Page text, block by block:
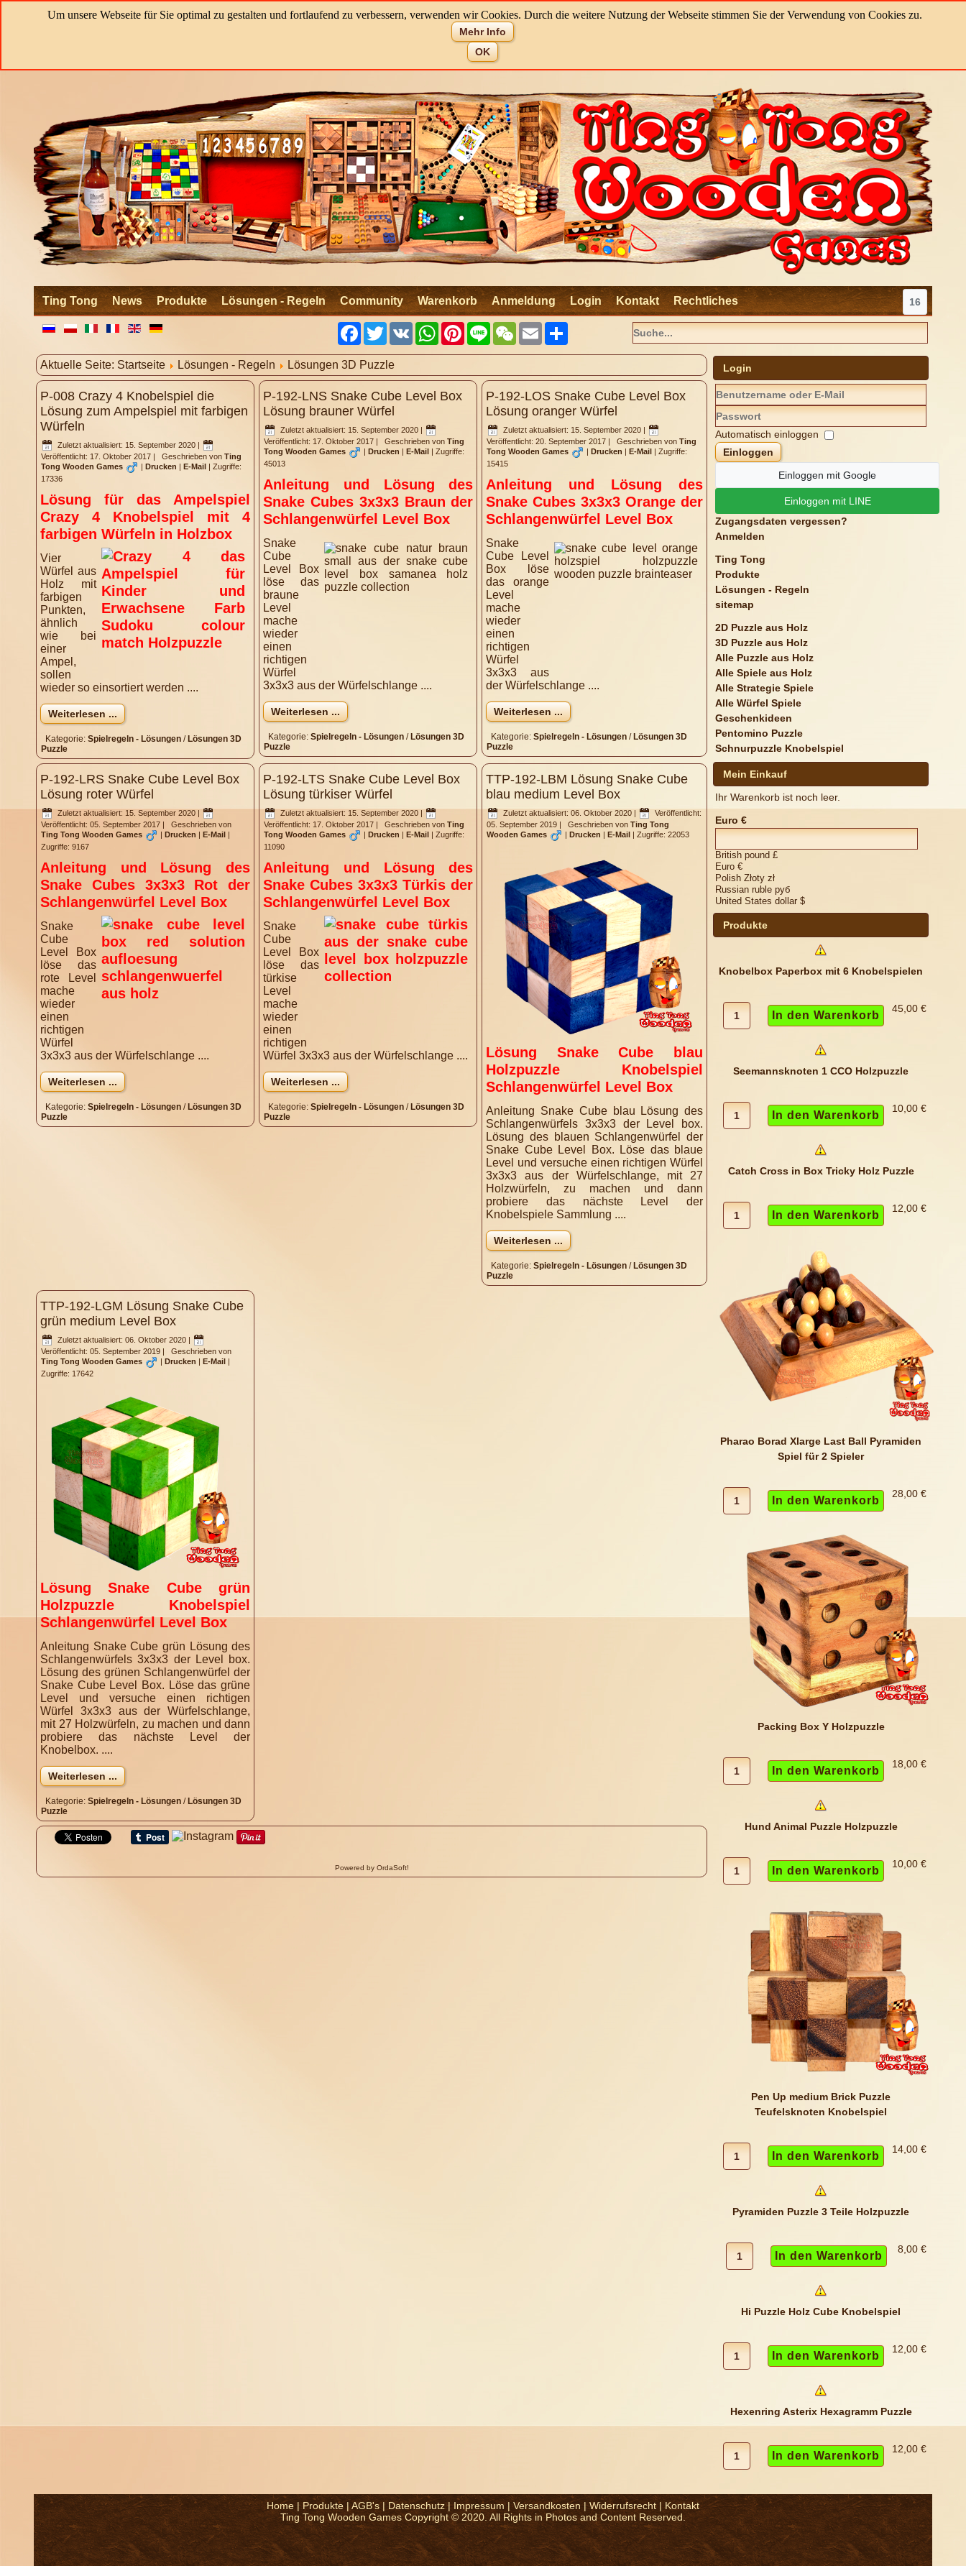
Um unsere Webseite für Sie optimal zu gestalten und fortlaufend zu verbessern, verwenden wir Cookies. Durch die weitere Nutzung der Webseite stimmen Sie der Verwendung von Cookies zu.
Mehr Info
OK
16
Ting Tong News Produkte Lösungen - Regeln Community Warenkorb Anmeldung Login Kontakt Rechtliches
Facebook
TwitterVK WhatsAppPinterest
Line WeChatEmail
Aktuelle Seite: Startseite Lösungen - Regeln Lösungen 3D Puzzle
P-008 Crazy 4 Knobelspiel die
Lösung zum Ampelspiel mit farbigen
Würfeln
Zuletzt aktualisiert: 15. September 2020 |
Veröffentlicht: 17. Oktober 2017 | Geschrieben von Ting
Tong Wooden Games
Drucken E-Mail
Zugriffe:
17336
Lösung für das Ampelspiel
Crazy 4 Knobelspiel mit 4
farbigen Würfeln in Holzbox
Vier
Würfel aus
Holz mit
farbigen
Punkten,
ähnlich
wie bei
einer
Ampel,
sollen
wieder so einsortiert werden ....
Weiterlesen ...
Kategorie: Spielregeln - Lösungen / Lösungen 3D
Puzzle
P-192-LNS Snake Cube Level Box
Lösung brauner Würfel
Zuletzt aktualisiert: 15. September 2020 |
Veröffentlicht: 17. Oktober 2017 | Geschrieben vonTing
Tong Wooden Games
Drucken E-Mail |Zugriffe:
45013
Anleitung und Lösung des
Snake Cubes 3x3x3 Braun der
Schlangenwürfel Level Box
Snake
Cube
Level Box
löse das
braune
Level
mache
wieder
einen
richtigen
Würfel
3x3x3 aus der Würfelschlange ....
Weiterlesen ...
Kategorie:Spielregeln - Lösungen / Lösungen 3D
Puzzle
P-192-LOS Snake Cube Level Box
Lösung oranger Würfel
Zuletzt aktualisiert: 15. September 2020 |
Veröffentlicht: 20. September 2017 | Geschrieben vonTing
Tong Wooden Games
Drucken E-Mail |Zugriffe:
15415
Anleitung und Lösung des
Snake Cubes 3x3x3 Orange der
Schlangenwürfel Level Box
Snake
Cube Level
Box löse
das orange
Level
mache
wieder
einen
richtigen
Würfel
3x3x3 aus
der Würfelschlange ....
Weiterlesen ...
Kategorie:Spielregeln - Lösungen / Lösungen 3D
Puzzle
P-192-LRS Snake Cube Level Box
Lösung roter Würfel
Zuletzt aktualisiert: 15. September 2020 |
Veröffentlicht: 05. September 2017 |
Geschrieben von
Ting Tong Wooden Games
Drucken E-Mail
Zugriffe: 9167
Anleitung und Lösung des
Snake Cubes 3x3x3 Rot der
Schlangenwürfel Level Box
Snake
Cube
Level Box
löse das
rote Level
mache
wieder
einen
richtigen
Würfel
3x3x3 aus der Würfelschlange ....
Weiterlesen ...
Kategorie: Spielregeln - Lösungen / Lösungen 3D
Puzzle
P-192-LTS Snake Cube Level Box
Lösung türkiser Würfel
Zuletzt aktualisiert: 15. September 2020 |
Veröffentlicht: 17. Oktober 2017 | Geschrieben vonTing
Tong Wooden Games
Drucken E-Mail |Zugriffe:
11090
Anleitung und Lösung des
Snake Cubes 3x3x3 Türkis der
Schlangenwürfel Level Box
Snake
Cube
Level Box
löse das
türkise
Level
mache
wieder
einen
richtigen
Würfel 3x3x3 aus der Würfelschlange ....
Weiterlesen ...
Kategorie:Spielregeln - Lösungen / Lösungen 3D
Puzzle
TTP-192-LBM Lösung Snake Cube
blau medium Level Box
Zuletzt aktualisiert: 06. Oktober 2020 |
Veröffentlicht:
05. September 2019 | Geschrieben vonTing Tong
Wooden Games
Drucken E-Mail |Zugriffe: 22053
Lösung Snake Cube blau
Holzpuzzle Knobelspiel
Schlangenwürfel Level Box
Anleitung Snake Cube blau Lösung des
Schlangenwürfels 3x3x3 der Level box.
Lösung des blauen Schlangenwürfel der
Snake Cube Level Box. Löse das blaue
Level und versuche einen richtigen Würfel
3x3x3 aus der Würfelschlange, mit 27
Holzwürfeln, zu machen und dann
probiere das nächste Level der
Knobelspiele Sammlung ....
Weiterlesen ...
Kategorie:Spielregeln - Lösungen / Lösungen 3D
Puzzle
TTP-192-LGM Lösung Snake Cube
grün medium Level Box
Zuletzt aktualisiert: 06. Oktober 2020 |
Veröffentlicht: 05. September 2019 |
Geschrieben von
Ting Tong Wooden Games
Drucken E-Mail
Zugriffe: 17642
Lösung Snake Cube grün
Holzpuzzle Knobelspiel
Schlangenwürfel Level Box
Anleitung Snake Cube grün Lösung des
Schlangenwürfels 3x3x3 der Level box.
Lösung des grünen Schlangenwürfel der
Snake Cube Level Box. Löse das grüne
Level und versuche einen richtigen
Würfel 3x3x3 aus der Würfelschlange,
mit 27 Holzwürfeln, zu machen und dann
probiere das nächste Level der
Knobelbox. ....
Weiterlesen ...
Kategorie: Spielregeln - Lösungen / Lösungen 3D
Puzzle
Powered by OrdaSoft!
Login
Automatisch einloggen
Einloggen
Einloggen mit Google
Einloggen mit LINE
Zugangsdaten vergessen?
Anmelden
Ting Tong
Produkte
Lösungen - Regeln
sitemap
2D Puzzle aus Holz
3D Puzzle aus Holz
Alle Puzzle aus Holz
Alle Spiele aus Holz
Alle Strategie Spiele
Alle Würfel Spiele
Geschenkideen
Pentomino Puzzle
Schnurpuzzle Knobelspiel
Mein Einkauf
Ihr Warenkorb ist noch leer.
Euro €
British pound £
Euro €
Polish Złoty zł
Russian ruble руб
United States dollar $
Produkte
Knobelbox Paperbox mit 6 Knobelspielen
45,00 €
Seemannsknoten 1 CCO Holzpuzzle
10,00 €
Catch Cross in Box Tricky Holz Puzzle
12,00 €
Pharao Borad Xlarge Last Ball Pyramiden
Spiel für 2 Spieler
28,00 €
Packing Box Y Holzpuzzle
18,00 €
Hund Animal Puzzle Holzpuzzle
10,00 €
Pen Up medium Brick Puzzle
Teufelsknoten Knobelspiel
14,00 €
Pyramiden Puzzle 3 Teile Holzpuzzle
8,00 €
Hi Puzzle Holz Cube Knobelspiel
12,00 €
Hexenring Asterix Hexagramm Puzzle
12,00 €
Home|Produkte | AGB's|Datenschutz|Impressum|Versandkosten |Widerrufsrecht|Kontakt
Ting Tong Wooden Games Copyright © 2020. All Rights in Photos and Content Reserved.